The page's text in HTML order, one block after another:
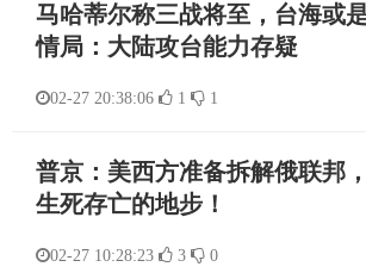
马哈蒂尔称三战将至，台海或
情局：大陆攻台能力存疑
02-27 20:38:06 1 1
普京：美西方准备拆解俄联邦
生死存亡的地步！
02-27 10:28:23 3 0